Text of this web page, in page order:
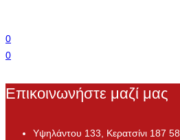
0
0
Επικοινωνήστε μαζί μας
Υψηλάντου 133, Κερατσίνι 187 58